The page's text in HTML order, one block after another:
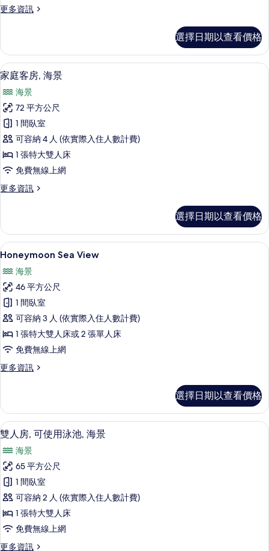
所
片
更多資訊
更
Sea
View
的
詳
情
選擇日期以查看價格
顯
示
家
庭
客
房,
海
景
的
有
相
片
家庭客房, 海景 | 高級寢具、迷你吧、
12
家庭客房, 海景
海景
72 平方公尺
1 間臥室
可容納 4 人 (依實際入住人數計費)
1 張特大雙人床
免費無線上網
更多資訊
更
客
房,
海
的
詳
情
選擇日期以查看價格
顯
Honeymoon
Sea
View
的
所
有
相
6
Honeymoon Sea View
海景
46 平方公尺
1 間臥室
可容納 3 人 (依實際入住人數計費)
1 張特大雙人床或 2 張單人床
免費無線上網
更多資訊
更
View
的
詳
選擇日期以查看價格
顯
示
雙
人
房,
可
使
用
雙人房, 可使用泳池, 海景 | 高級寢具
17
雙人房, 可使用泳池, 海景
海景
65 平方公尺
1 間臥室
可容納 2 人 (依實際入住人數計費)
1 張特大雙人床
免費無線上網
更多資訊
更